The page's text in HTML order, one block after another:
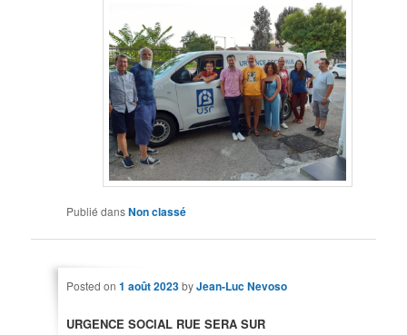
Publié dansNon classé
Posted on1 août 2023byJean-Luc Nevoso
URGENCE SOCIAL RUE SERA SUR